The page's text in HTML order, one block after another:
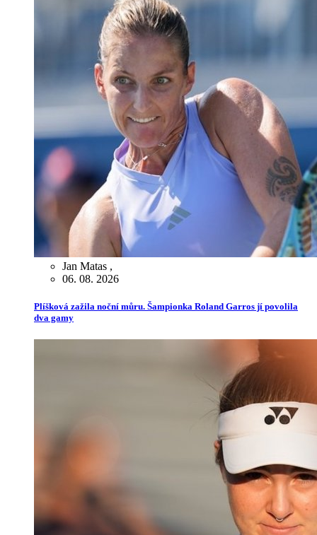
Jan Matas ,
06. 08. 2026
Plíšková zažila noční můru. Šampionka Roland Garros jí povolila
dva gamy